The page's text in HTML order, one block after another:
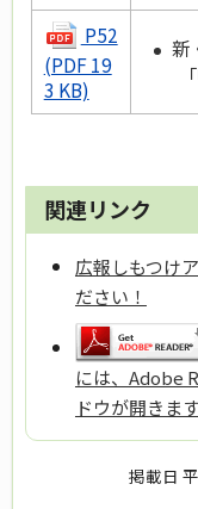
P52
(PDF 19
3 KB)
新
関連リンク
広報しもつけ
ださい！
には、Adobe
ドウが開きます
掲載日